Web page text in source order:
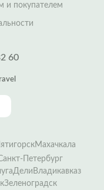
и покупателем
60
Махачкала
Петербург
Дели Владикавказ
Зеленоградск